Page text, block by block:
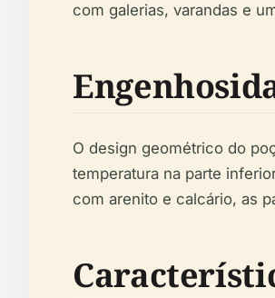
com galerias, varandas e
O design geométrico do
temperatura na parte
com arenito e calcário, as